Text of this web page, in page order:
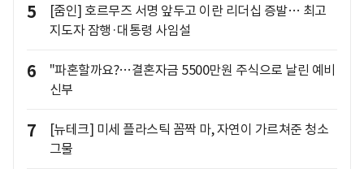
5
[줌인] 호르무즈 서명 앞두고 이란 리더십 증발… 최고
지도자 잠행·대통령 사임설
6
"파혼할까요?…결혼자금 5500만원 주식으로 날린 예비
신부
7
[뉴테크] 미세 플라스틱 꼼짝 마, 자연이 가르쳐준 청소
그물